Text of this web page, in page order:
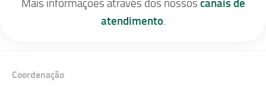
Mais informações através dos nossos canais de
atendimento.
Ativo
Coordenação